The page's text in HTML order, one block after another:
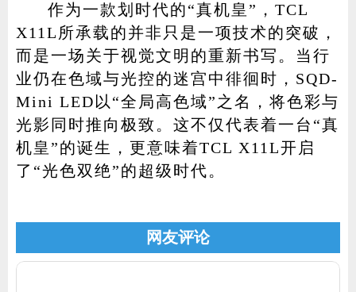
作为一款划时代的“真机皇”，TCL
X11L所承载的并非只是一项技术的突破，
而是一场关于视觉文明的重新书写。当行
业仍在色域与光控的迷宫中徘徊时，SQD-
Mini LED以“全局高色域”之名，将色彩与
光影同时推向极致。这不仅代表着一台“真
机皇”的诞生，更意味着TCL X11L开启
了“光色双绝”的超级时代。
网友评论